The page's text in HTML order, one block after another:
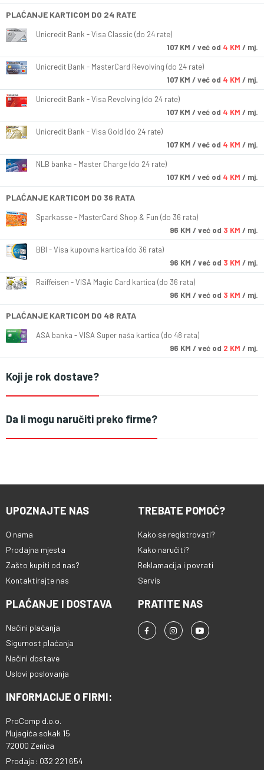
PLAĆANJE KARTICOM DO 24 RATE
Unicredit Bank - Visa Classic (do 24 rate)
107 KM / već od 4 KM / mj.
Unicredit Bank - MasterCard Revolving (do 24 rate)
107 KM / već od 4 KM / mj.
Unicredit Bank - Visa Revolving (do 24 rate)
107 KM / već od 4 KM / mj.
Unicredit Bank - Visa Gold (do 24 rate)
107 KM / već od 4 KM / mj.
NLB banka - Master Charge (do 24 rate)
107 KM / već od 4 KM / mj.
PLAĆANJE KARTICOM DO 36 RATA
Sparkasse - MasterCard Shop & Fun (do 36 rata)
96 KM / već od 3 KM / mj.
BBI - Visa kupovna kartica (do 36 rata)
96 KM / već od 3 KM / mj.
Raiffeisen - VISA Magic Card kartica (do 36 rata)
96 KM / već od 3 KM / mj.
PLAĆANJE KARTICOM DO 48 RATA
ASA banka - VISA Super naša kartica (do 48 rata)
96 KM / već od 2 KM / mj.
Koji je rok dostave?
Da li mogu naručiti preko firme?
UPOZNAJTE NAS
O nama
Prodajna mjesta
Zašto kupiti od nas?
Kontaktirajte nas
TREBATE POMOĆ?
Kako se registrovati?
Kako naručiti?
Reklamacija i povrati
Servis
PLAĆANJE I DOSTAVA
Načini plaćanja
Sigurnost plaćanja
Načini dostave
Uslovi poslovanja
PRATITE NAS
INFORMACIJE O FIRMI:
ProComp d.o.o.
Mujagića sokak 15
72000 Zenica
Prodaja: 032 221 654